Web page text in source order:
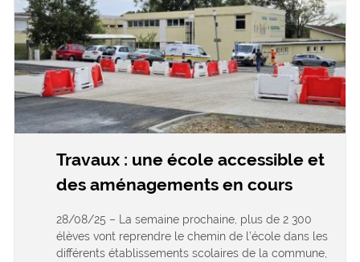
Travaux : une école accessible et
des aménagements en cours
28/08/25 – La semaine prochaine, plus de 2 300
élèves vont reprendre le chemin de l’école dans les
différents établissements scolaires de la commune,